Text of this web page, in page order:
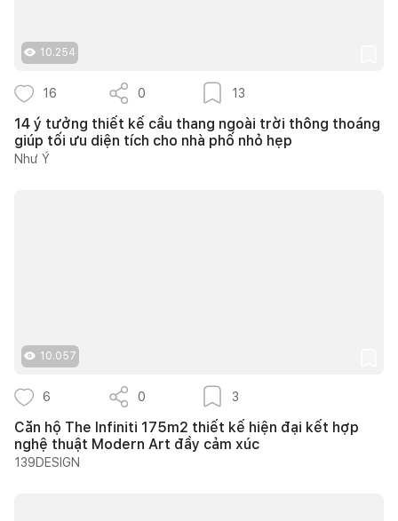
10.254
16 0 13
14 ý tưởng thiết kế cầu thang ngoài trời thông thoáng
giúp tối ưu diện tích cho nhà phố nhỏ hẹp
Như Ý
10.057
6 0 3
Căn hộ The Infiniti 175m2 thiết kế hiện đại kết hợp
nghệ thuật Modern Art đầy cảm xúc
139DESIGN